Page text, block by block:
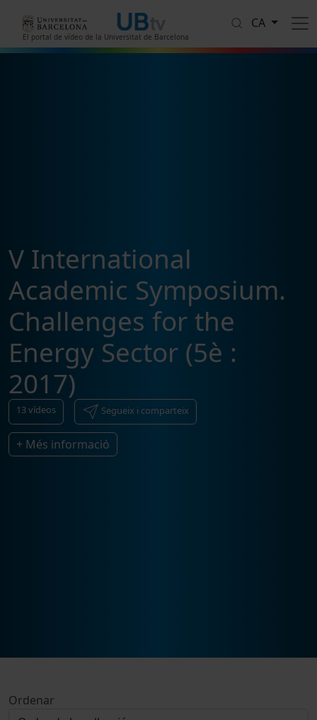
El portal de vídeo de la Universitat de Barcelona
CA
V International
Academic Symposium.
Challenges for the
Energy Sector (5è :
2017)
13vídeos Segueix i comparteix
+ Més informació
Ordenar